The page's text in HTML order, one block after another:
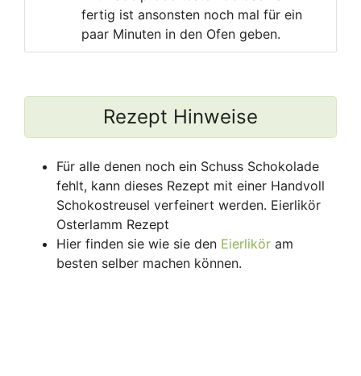
fertig ist ansonsten noch mal für ein
paar Minuten in den Ofen geben.
Rezept Hinweise
Für alle denen noch ein Schuss Schokolade
fehlt, kann dieses Rezept mit einer Handvoll
Schokostreusel verfeinert werden. Eierlikör
Osterlamm Rezept
Hier finden sie wie sie den Eierlikör am
besten selber machen können.